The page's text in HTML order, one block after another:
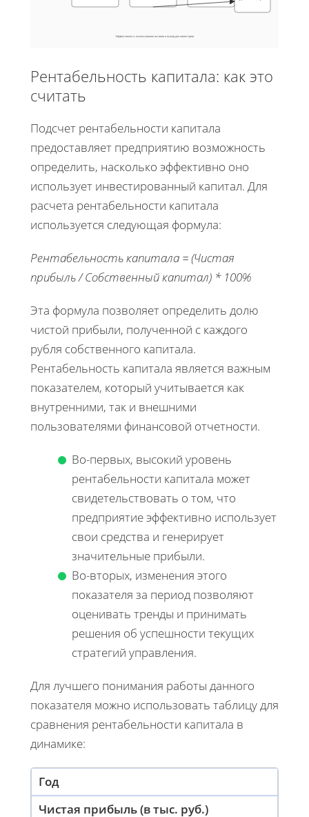
Эффективность использования активов и вывод для инвесторов
Рентабельность капитала: как это
считать
Подсчет рентабельности капитала
предоставляет предприятию возможность
определить, насколько эффективно оно
использует инвестированный капитал. Для
расчета рентабельности капитала
используется следующая формула:
Рентабельность капитала = (Чистая
прибыль / Собственный капитал) * 100%
Эта формула позволяет определить долю
чистой прибыли, полученной с каждого
рубля собственного капитала.
Рентабельность капитала является важным
показателем, который учитывается как
внутренними, так и внешними
пользователями финансовой отчетности.
Во-первых, высокий уровень
рентабельности капитала может
свидетельствовать о том, что
предприятие эффективно использует
свои средства и генерирует
значительные прибыли.
Во-вторых, изменения этого
показателя за период позволяют
оценивать тренды и принимать
решения об успешности текущих
стратегий управления.
Для лучшего понимания работы данного
показателя можно использовать таблицу для
сравнения рентабельности капитала в
динамике:
Год
Чистая прибыль (в тыс. руб.)